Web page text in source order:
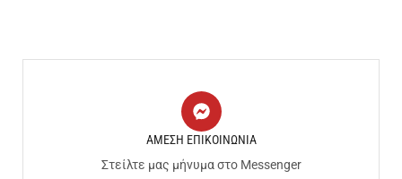
ΑΜΕΣΗ ΕΠΙΚΟΙΝΩΝΙΑ
Στείλτε μας μήνυμα στο Messenger